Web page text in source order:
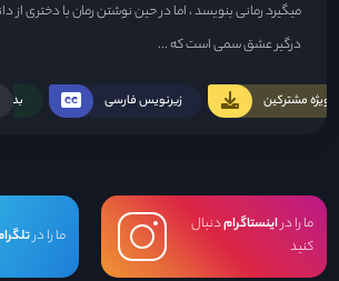
میگیرد رمانی بنویسد ، اما در حین نوشتن رمان با دختری از
درگیر عشق سمی است که ...
ویژه مشترکین زیرنویس فارسی
ما را دراینستاگرامدنبال
کنید
ما را در